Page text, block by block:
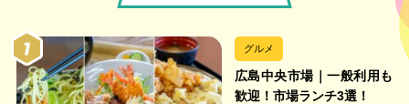
グルメ
広島中央市場｜一般利用も
歓迎！市場ランチ3選！